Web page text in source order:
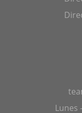
Lunes